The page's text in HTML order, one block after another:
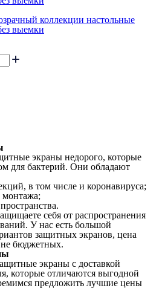
коллекции настольные
выемки
экраны недорого, которые
для бактерий. Они обладают
в том числе и коронавируса;
монтажа;
себя от распространения
У нас есть большой
защитных экранов, цена
бюджетных.
экраны с доставкой
которые отличаются выгодной
предложить лучшие цены